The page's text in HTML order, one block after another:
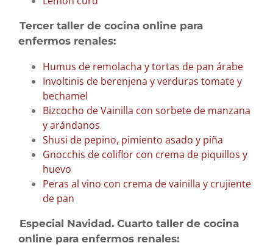
Tercer taller de cocina online para
enfermos renales:
Humus de remolacha y tortas de pan árabe
Involtinis de berenjena y verduras tomate y
bechamel
Bizcocho de Vainilla con sorbete de manzana
y arándanos
Shusi de pepino, pimiento asado y piña
Gnocchis de coliflor con crema de piquillos y
huevo
Peras al vino con crema de vainilla y crujiente
de pan
Especial Navidad. Cuarto taller de cocina
online para enfermos renales: